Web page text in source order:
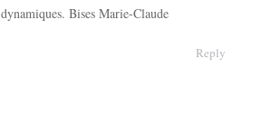
dynamiques. Bises Marie-Claude
Reply